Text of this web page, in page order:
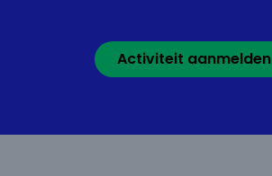
Activiteit aanmelden